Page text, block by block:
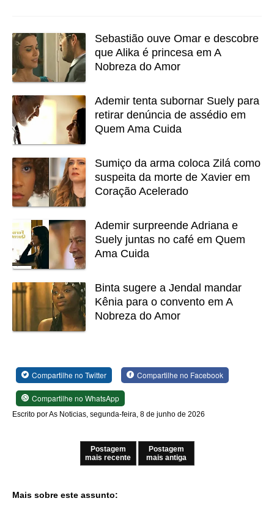
Sebastião ouve Omar e descobre
que Alika é princesa em A
Nobreza do Amor
Ademir tenta subornar Suely para
retirar denúncia de assédio em
Quem Ama Cuida
Sumiço da arma coloca Zilá como
suspeita da morte de Xavier em
Coração Acelerado
Ademir surpreende Adriana e
Suely juntas no café em Quem
Ama Cuida
Binta sugere a Jendal mandar
Kênia para o convento em A
Nobreza do Amor
Compartilhe no Twitter Compartilhe no Facebook
Compartilhe no WhatsApp
Escrito por As Noticias, segunda-feira, 8 de junho de 2026
Postagem
mais recente
Postagem
mais antiga
Mais sobre este assunto: